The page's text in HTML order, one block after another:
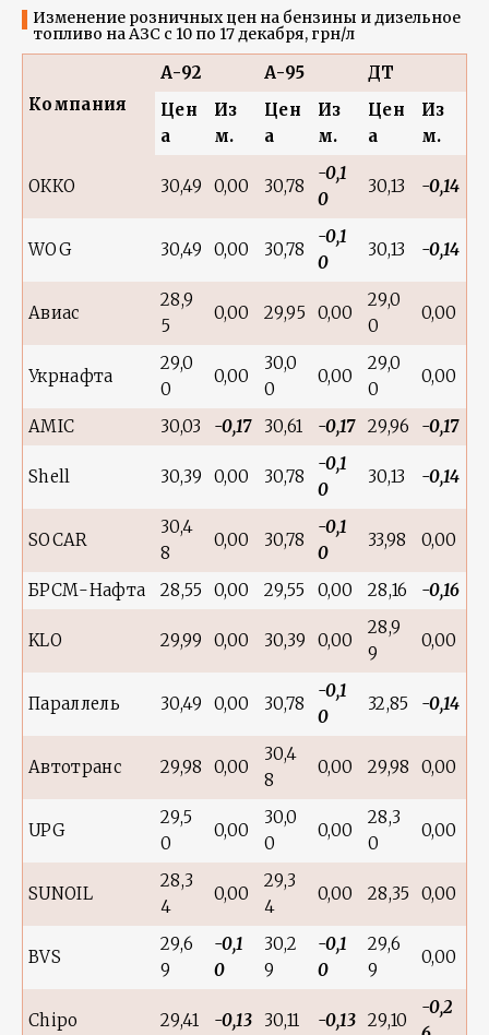
Изменение розничных цен на бензины и дизельное
топливо на АЗС с 10 по 17 декабря, грн/л
Компания
А-92 А-95
ДТ
Цен
а
Из
м.
Цен
а
Из
м.
Цен
а
Из
м.
ОККО 30,49 0,00 30,78
-0,1
0
30,13 -0,14
WOG 30,49 0,00 30,78
-0,1
0
30,13 -0,14
Авиас
28,9
5
0,00 29,95 0,00
29,0
0
0,00
Укрнафта
29,0
0
0,00
30,0
0
0,00
29,0
0
0,00
AMIC 30,03 -0,17 30,61 -0,17 29,96 -0,17
Shell 30,39 0,00 30,78
-0,1
0
30,13 -0,14
SOCAR
30,4
8
0,00 30,78
-0,1
0
33,98 0,00
БРСМ-Нафта 28,55 0,00 29,55 0,00 28,16 -0,16
KLO 29,99 0,00 30,39 0,00
28,9
9
0,00
Параллель 30,49 0,00 30,78
-0,1
0
32,85 -0,14
Автотранс 29,98 0,00
30,4
8
0,00 29,98 0,00
UPG
29,5
0
0,00
30,0
0
0,00
28,3
0
0,00
SUNOIL
28,3
4
0,00
29,3
4
0,00 28,35 0,00
BVS
29,6
9
-0,1
0
30,2
9
-0,1
0
29,6
9
0,00
Chipo 29,41 -0,13 30,11 -0,13 29,10
-0,2